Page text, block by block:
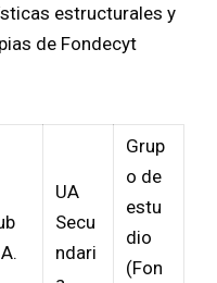
estructurales y
de Fondecyt
UA
Secu
ndari
Grup
o de
estu
dio
(Fon